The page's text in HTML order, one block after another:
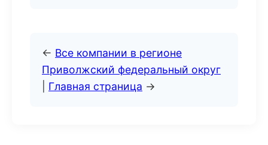
← Все компании в регионе
Приволжский федеральный округ
Главная страница →